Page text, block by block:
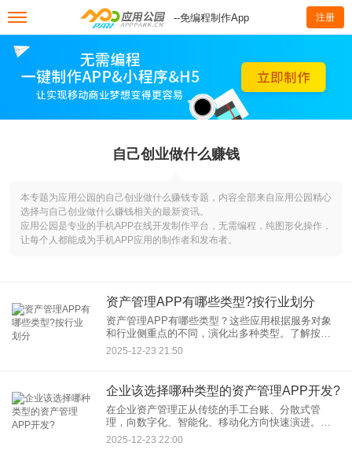
--免编程制作App 注册
自己创业做什么赚钱
本专题为应用公园的自己创业做什么赚钱专题，内容全部来自应用公园精心
选择与自己创业做什么赚钱相关的最新资讯。
应用公园是专业的手机APP在线开发制作平台，无需编程，纯图形化操作，
让每个人都能成为手机APP应用的制作者和发布者。
资产管理APP有哪些类型?按行业划分
资产管理APP有哪些类型？这些应用根据服务对象
和行业侧重点的不同，演化出多种类型。了解按行
业划分的主要类型，能帮助我们更好地选择适合自
身需求的工具。本文将为您梳理常见的资产管理
2025-12-23 21:50
企业该选择哪种类型的资产管理APP开发?
在企业资产管理正从传统的手工台账、分散式管
理，向数字化、智能化、移动化方向快速演进。一
款高效的资产管理APP，不仅能实现资产全生命周
期的精准管控，提升运营效率，更能有效降低损
2025-12-23 22:00